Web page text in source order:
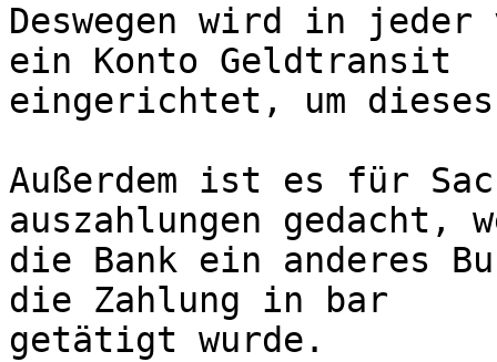
Deswegen wird in jeder
ein Konto Geldtransit
eingerichtet, um
Außerdem ist es für
auszahlungen gedacht,
die Bank ein anderes
die Zahlung in bar
getätigt wurde.